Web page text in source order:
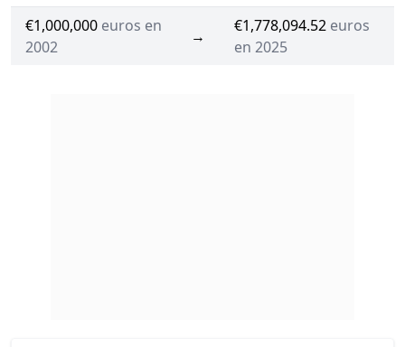
€1,000,000 euros en
2002
→
€1,778,094.52 euros
en 2025